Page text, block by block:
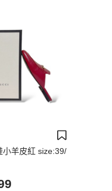
小羊皮紅 size:39/